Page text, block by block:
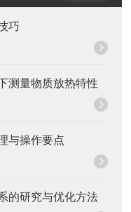
巧
测量物质放热特性
与操作要点
的研究与优化方法